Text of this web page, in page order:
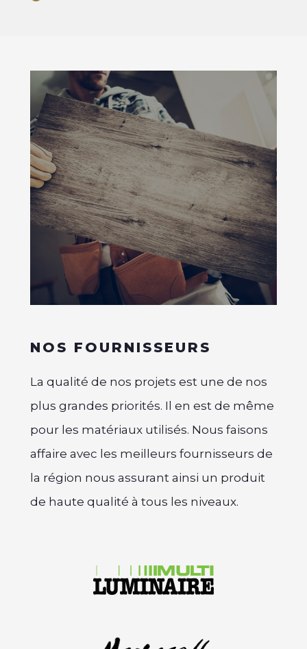
NOS FOURNISSEURS
La qualité de nos projets est une de nos
plus grandes priorités. Il en est de même
pour les matériaux utilisés. Nous faisons
affaire avec les meilleurs fournisseurs de
la région nous assurant ainsi un produit
de haute qualité à tous les niveaux.